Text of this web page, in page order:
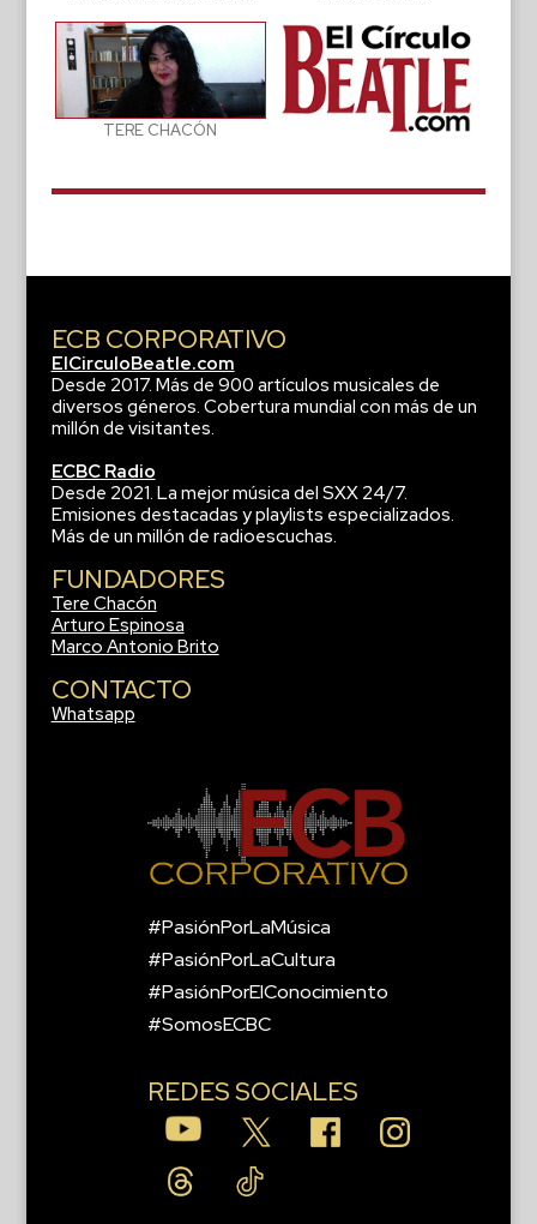
TERE CHACÓN
ECB CORPORATIVO
ElCirculoBeatle.com
Desde 2017. Más de 900 artículos musicales de
diversos géneros. Cobertura mundial con más de un
millón de visitantes.
ECBC Radio
Desde 2021. La mejor música del SXX 24/7.
Emisiones destacadas y playlists especializados.
Más de un millón de radioescuchas.
FUNDADORES
Tere Chacón
Arturo Espinosa
Marco Antonio Brito
CONTACTO
Whatsapp
#PasiónPorLaMúsica
#PasiónPorLaCultura
#PasiónPorElConocimiento
#SomosECBC
REDES SOCIALES